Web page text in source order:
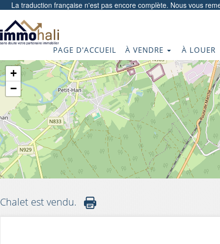
La traduction française n'est pas encore complète. Nous vous
PAGE D'ACCUEIL À VENDRE À LOUER
+
−
Chalet est vendu.